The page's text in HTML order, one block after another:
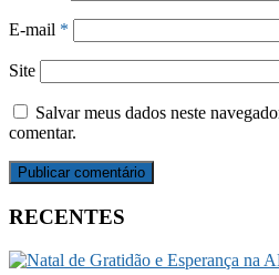
E-mail *
Site
Salvar meus dados neste
comentar.
RECENTES